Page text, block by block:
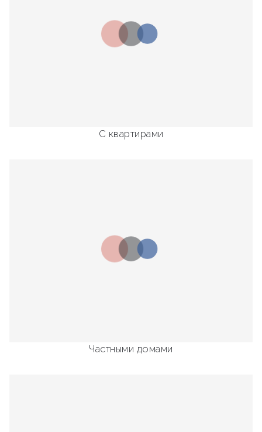
С квартирами
Частными домами